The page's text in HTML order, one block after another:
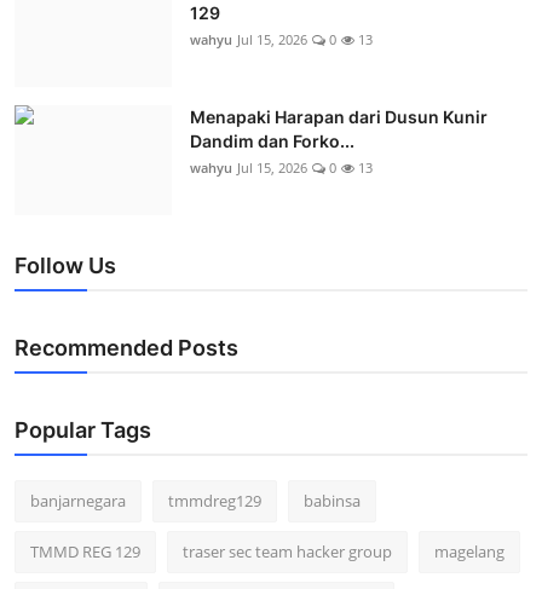
129
wahyu Jul 15, 2026 0 13
Menapaki Harapan dari Dusun Kunir
Dandim dan Forko...
wahyu Jul 15, 2026 0 13
Follow Us
Recommended Posts
Popular Tags
banjarnegara tmmdreg129 babinsa
TMMD REG 129 traser sec team hacker group magelang